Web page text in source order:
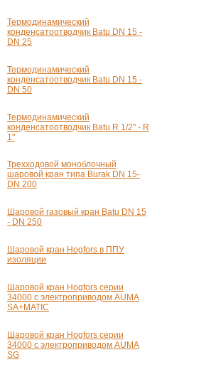
Термодинамический
конденсатоотводчик Batu DN 15 -
DN 25
Термодинамический
конденсатоотводчик Batu DN 15 -
DN 50
Термодинамический
конденсатоотводчик Batu R 1/2" - R
1"
Трехходовой моноблочный
шаровой кран типа Burak DN 15-
DN 200
Шаровой газовый кран Batu DN 15
- DN 250
Шаровой кран Hogfors в ППУ
изоляции
Шаровой кран Hogfors серии
34000 с электроприводом AUMA
SA+MATIC
Шаровой кран Hogfors серии
34000 с электроприводом AUMA
SG